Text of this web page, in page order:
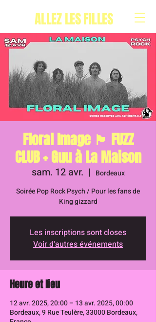
ALLEZ LES FILLES
Floral Image 🏴󠁧󠁢󠁥󠁮󠁧󠁿 FUZZ
CLUB + Guu à La Maison
sam. 12 avr.
  |
Bordeaux
Soirée Pop Rock Psych / Pour les fans de
King gizzard
Les inscriptions sont closes
Voir d'autres événements
Heure et lieu
12 avr. 2025, 20:00 – 13 avr. 2025, 00:00
Bordeaux, 9 Rue Teulère, 33000 Bordeaux,